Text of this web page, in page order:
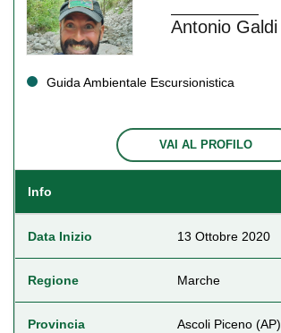
Antonio Galdi
Guida Ambientale Escursionistica
VAI AL PROFILO
Info
Data Inizio 13 Ottobre 2020
Regione Marche
Provincia Ascoli Piceno (AP)